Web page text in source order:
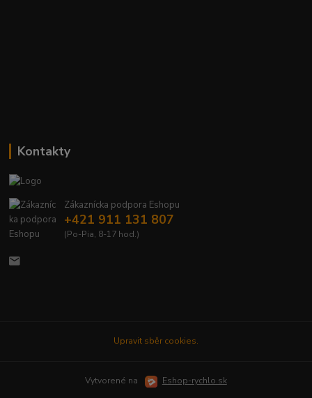
Kontakty
Zákaznícka podpora Eshopu
+421 911 131 807
(Po-Pia, 8-17 hod.)
Upravit sběr cookies.
Vytvorené na Eshop-rychlo.sk